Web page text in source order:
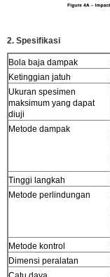
2. Spesifikasi
Bola baja dampak
Ketinggian jatuh
Ukuran spesimen
maksimum yang dapat
diuji
Metode dampak
Tinggi langkah
Metode perlindungan
Metode kontrol
Dimensi peralatan